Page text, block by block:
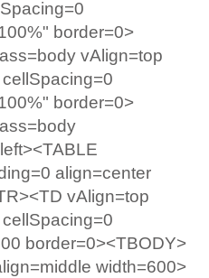
border=0>
vAlign=top
border=0>
align=center
vAlign=top
border=0><TBODY>
width=600>